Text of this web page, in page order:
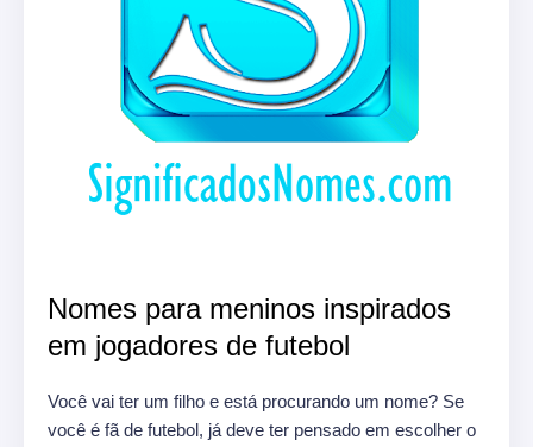
Nomes para meninos inspirados
em jogadores de futebol
Você vai ter um filho e está procurando um nome? Se
você é fã de futebol, já deve ter pensado em escolher o